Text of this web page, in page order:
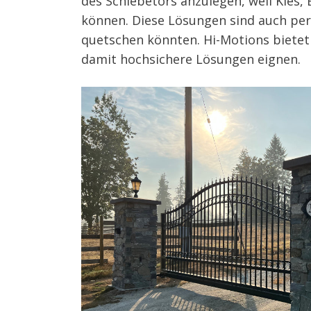
können. Diese Lösungen sind auch
quetschen könnten. Hi-Motions
damit hochsichere Lösungen eignen.